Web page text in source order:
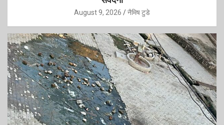
August 9, 2026 नैमिष टुडे